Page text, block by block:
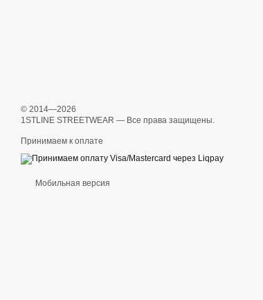
© 2014—2026
1STLINE STREETWEAR — Все права защищены.
Принимаем к оплате
Мобильная версия